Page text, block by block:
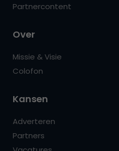
Partnercontent
Over
Missie & Visie
Colofon
Kansen
Adverteren
Partners